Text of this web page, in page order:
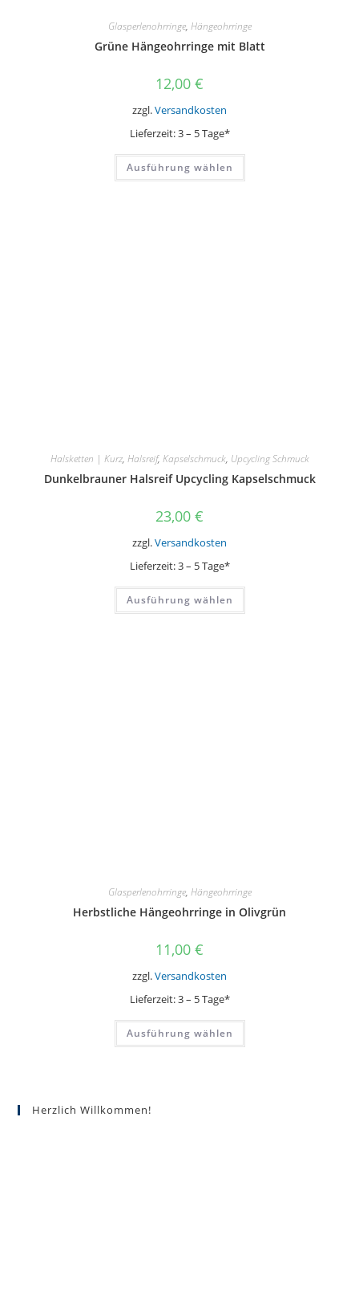
Glasperlenohrringe, Hängeohrringe
Grüne Hängeohrringe mit Blatt
12,00 €
zzgl.Versandkosten
Lieferzeit:3 – 5 Tage*
Ausführung wählen
Dieses
weist
Halsketten | Kurz, Halsreif, Kapselschmuck, Upcycling Schmuck
Dunkelbrauner Halsreif Upcycling Kapselschmuck
23,00 €
zzgl.Versandkosten
Lieferzeit:3 – 5 Tage*
Ausführung wählen
Dieses
weist
Glasperlenohrringe, Hängeohrringe
Herbstliche Hängeohrringe in Olivgrün
11,00 €
zzgl.Versandkosten
Lieferzeit:3 – 5 Tage*
Ausführung wählen
Dieses
weist
Herzlich Willkommen!